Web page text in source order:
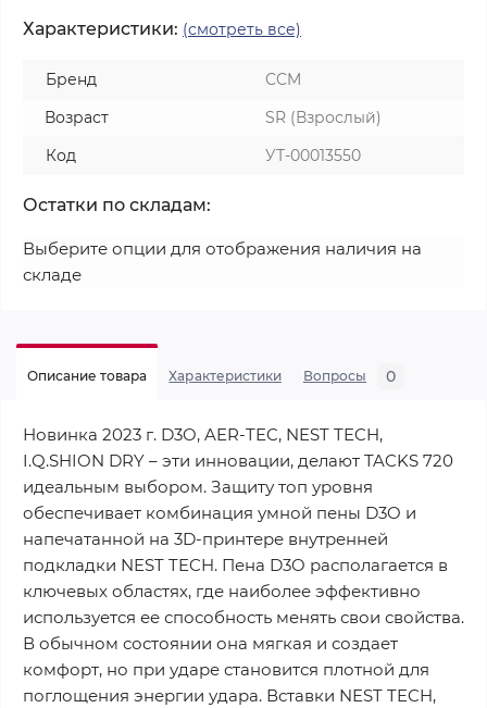
Характеристики: (смотреть все)
Бренд
CCM
Возраст
SR (Взрослый)
Код
УТ-00013550
Остатки по складам:
Выберите опции для отображения наличия на
складе
Описание товара Характеристики Вопросы 0
Новинка 2023 г. D3O, AER-TEC, NEST TECH,
I.Q.SHION DRY – эти инновации, делают TACKS 720
идеальным выбором. Защиту топ уровня
обеспечивает комбинация умной пены D3O и
напечатанной на 3D-принтере внутренней
подкладки NEST TECH. Пена D3O располагается в
ключевых областях, где наиболее эффективно
используется ее способность менять свои свойства.
В обычном состоянии она мягкая и создает
комфорт, но при ударе становится плотной для
поглощения энергии удара. Вставки NEST TECH,